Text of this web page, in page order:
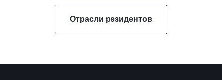
Отрасли резидентов